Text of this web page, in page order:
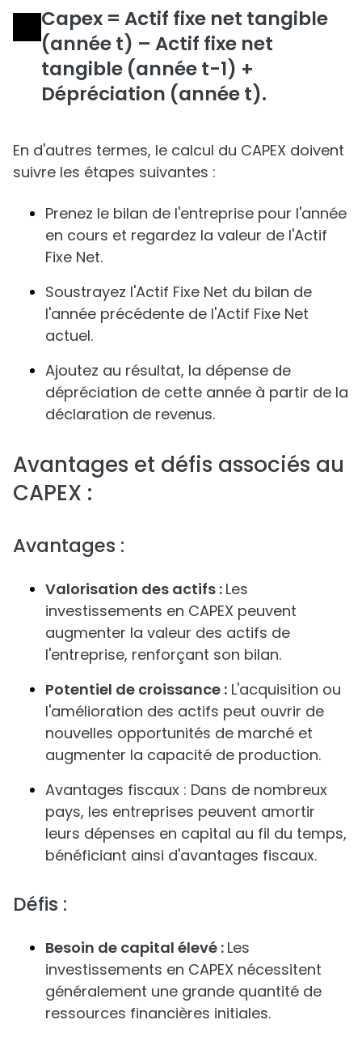
Capex = Actif fixe net tangible
(année t) – Actif fixe net
tangible (année t-1) +
Dépréciation (année t).
En d'autres termes, le calcul du CAPEX doivent
suivre les étapes suivantes :
Prenez le bilan de l'entreprise pour l'année
en cours et regardez la valeur de l'Actif
Fixe Net.
Soustrayez l'Actif Fixe Net du bilan de
l'année précédente de l'Actif Fixe Net
actuel.
Ajoutez au résultat, la dépense de
dépréciation de cette année à partir de la
déclaration de revenus.
Avantages et défis associés au
CAPEX :
Avantages :
Valorisation des actifs : Les
investissements en CAPEX peuvent
augmenter la valeur des actifs de
l'entreprise, renforçant son bilan.
Potentiel de croissance : L'acquisition ou
l'amélioration des actifs peut ouvrir de
nouvelles opportunités de marché et
augmenter la capacité de production.
Avantages fiscaux : Dans de nombreux
pays, les entreprises peuvent amortir
leurs dépenses en capital au fil du temps,
bénéficiant ainsi d'avantages fiscaux.
Défis :
Besoin de capital élevé : Les
investissements en CAPEX nécessitent
généralement une grande quantité de
ressources financières initiales.